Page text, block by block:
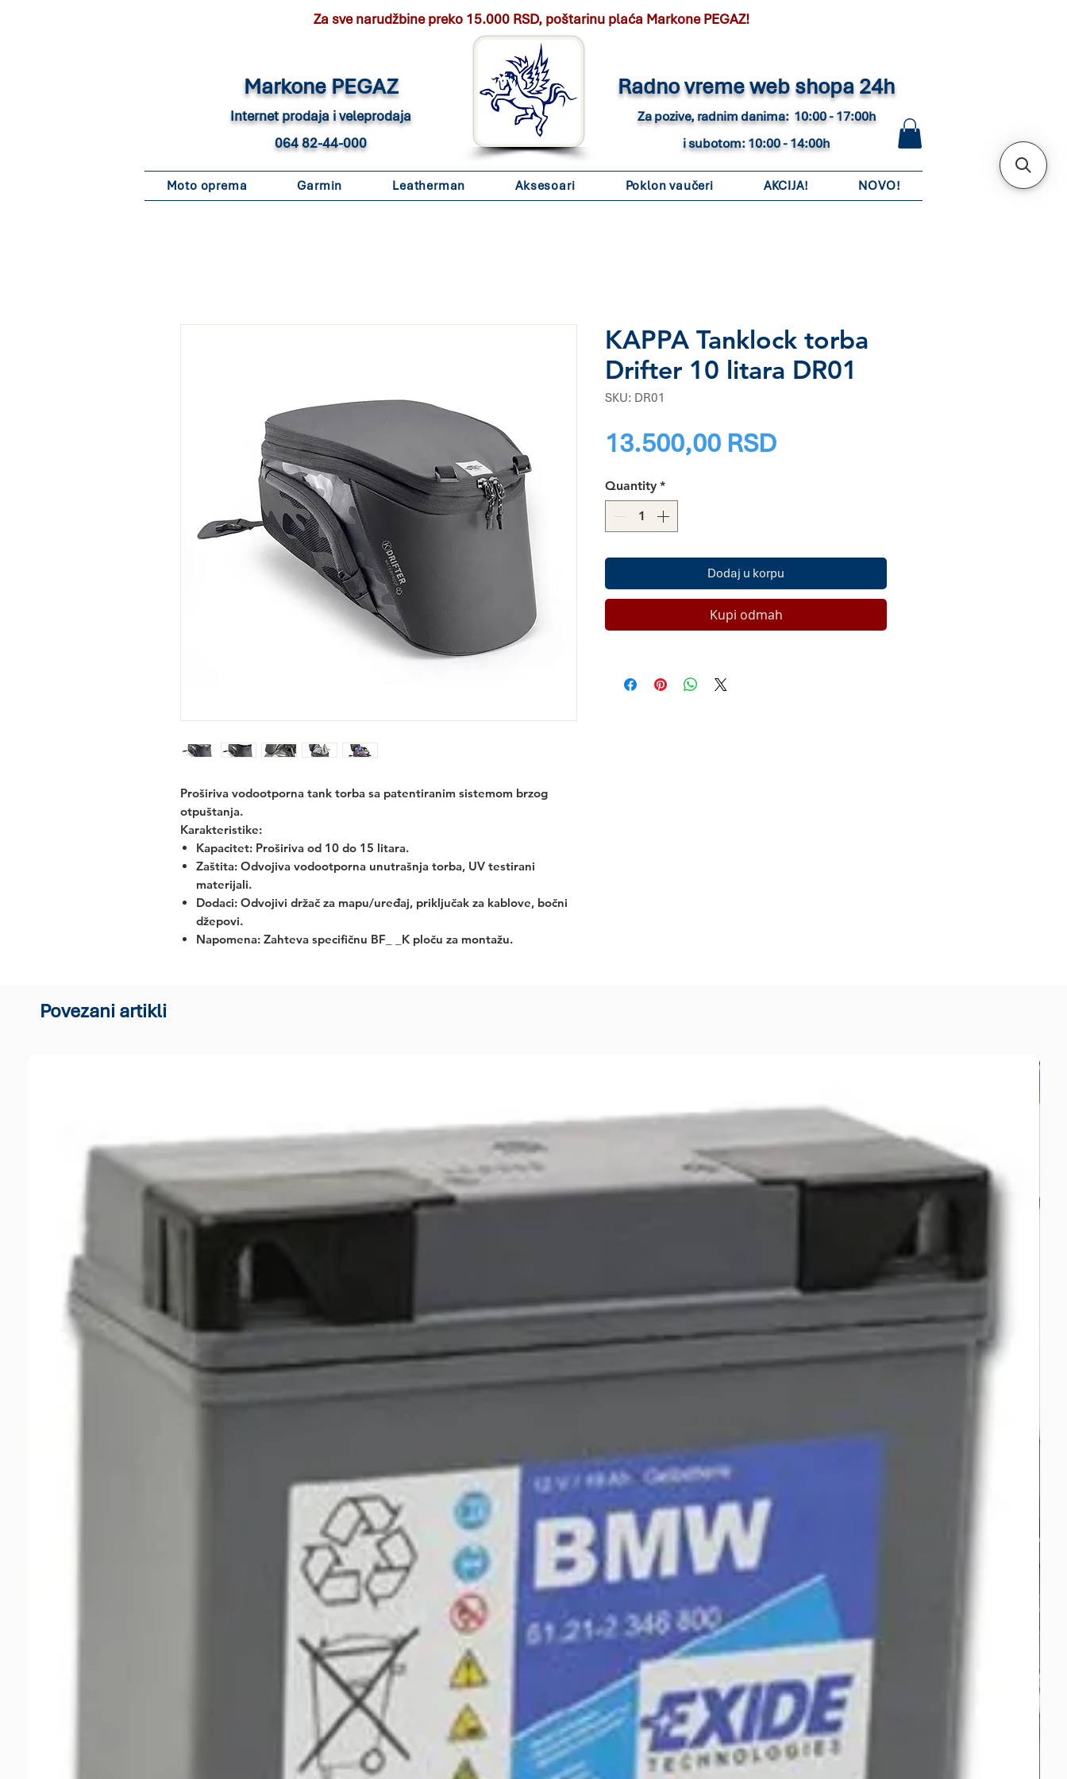
Za sve narudžbine preko 15.000 RSD, poštarinu plaća Markone PEGAZ!
Markone PEGAZ
Internet prodaja i veleprodaja
064 82-44-000
Radno vreme web shopa 24h
Za pozive, radnim danima: 10:00 - 17:00h
i subotom: 10:00 - 14:00h
Moto oprema Garmin Leatherman Aksesoari Poklon vaučeri AKCIJA! NOVO!
Proširiva vodootporna tank torba sa patentiranim sistemom brzog
otpuštanja.
Karakteristike:
Kapacitet: Proširiva od 10 do 15 litara.
Zaštita: Odvojiva vodootporna unutrašnja torba, UV testirani
materijali.
Dodaci: Odvojivi držač za mapu/uređaj, priključak za kablove, bočni
džepovi.
Napomena: Zahteva specifičnu BF_ _K ploču za montažu.
KAPPA Tanklock torba
Drifter 10 litara DR01
SKU: DR01
13.500,00 RSDPrice
Quantity *
Dodaj u korpu
Kupi odmah
Povezani artikli